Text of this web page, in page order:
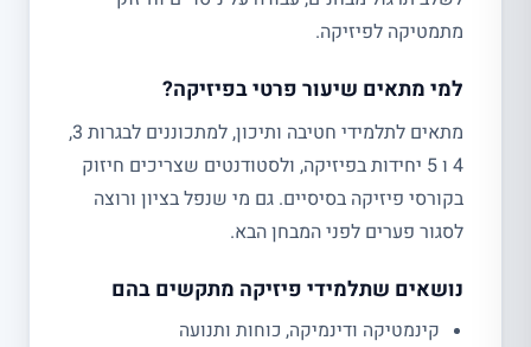
מתמטיקה לפיזיקה.
למי מתאים שיעור פרטי בפיזיקה?
מתאים לתלמידי חטיבה ותיכון, למתכוננים לבגרות 3,
4 ו 5 יחידות בפיזיקה, ולסטודנטים שצריכים חיזוק
בקורסי פיזיקה בסיסיים. גם מי שנפל בציון ורוצה
לסגור פערים לפני המבחן הבא.
נושאים שתלמידי פיזיקה מתקשים בהם
קינמטיקה ודינמיקה, כוחות ותנועה